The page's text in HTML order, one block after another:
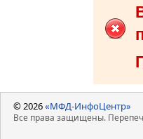
© 2026«МФД-ИнфоЦентр»
Все права защищены.